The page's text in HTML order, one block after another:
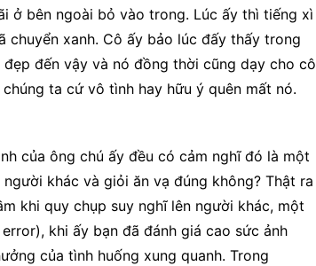
ở bên ngoài bỏ vào trong. Lúc ấy thì tiếng xì
xanh. Cô ấy bảo lúc đấy thấy trong
đến vậy và nó đồng thời cũng dạy cho cô
ta cứ vô tình hay hữu ý quên mất nó.
của ông chú ấy đều có cảm nghĩ đó là một
khác và giỏi ăn vạ đúng không? Thật ra
khi quy chụp suy nghĩ lên người khác, một
khi ấy bạn đã đánh giá cao sức ảnh
của tình huống xung quanh. Trong